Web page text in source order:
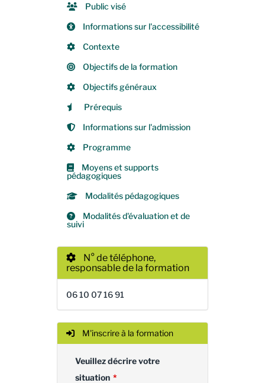
Public visé
Informations sur l'accessibilité
Contexte
Objectifs de la formation
Objectifs généraux
Prérequis
Informations sur l'admission
Programme
Moyens et supports
pédagogiques
Modalités pédagogiques
Modalités d'évaluation et de
suivi
N° de téléphone,
responsable de la formation
06 10 07 16 91
M'inscrire à la formation
Veuillez décrire votre
situation